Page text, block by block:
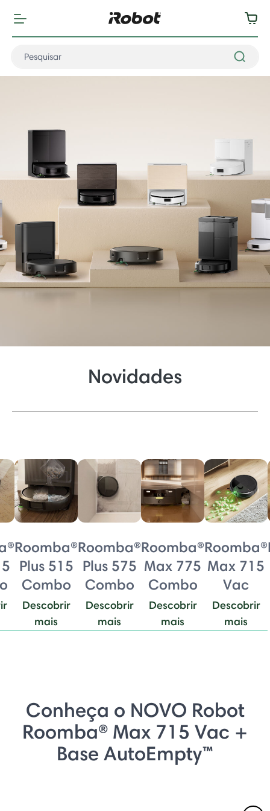
Novidades
Roomba®
Plus 515
Combo
Descobrir
mais
Roomba®
Plus 575
Combo
Descobrir
mais
Roomba®
Max 775
Combo
Descobrir
mais
Roomba®
Max 715
Vac
Descobrir
mais
Conheça o NOVO Robot
Roomba® Max 715 Vac +
Base AutoEmpty™